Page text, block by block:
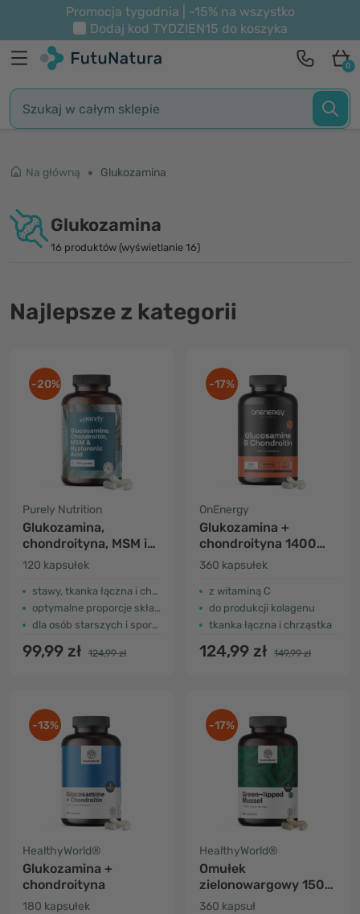
Promocja tygodnia | -15% na wszystko
Dodaj kod TYDZIEN15 do koszyka
0
Na główną Glukozamina
Glukozamina
16 produktów (wyświetlanie 16)
Najlepsze z kategorii
-20%
Purely Nutrition
Glukozamina,
chondroityna, MSM i
kwas hialuronowy
120 kapsułek
stawy, tkanka łączna i chrząstka
optymalne proporcje składników
dla osób starszych i sportowców
99,99 zł 124,99 zł
-17%
OnEnergy
Glukozamina +
chondroityna 1400
mg
360 kapsułek
z witaminą C
do produkcji kolagenu
tkanka łączna i chrząstka
124,99 zł 149,99 zł
-13%
HealthyWorld®
Glukozamina +
chondroityna
180 kapsułek
-17%
HealthyWorld®
Omułek
zielonowargowy 1500
mg
360 kapsuł